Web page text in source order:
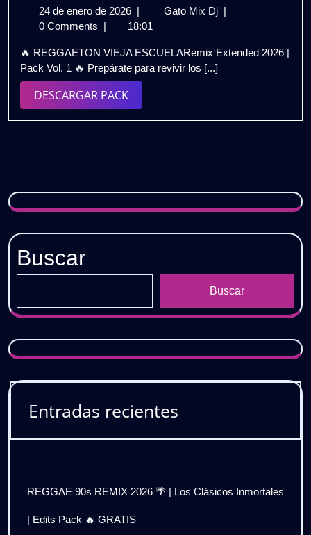
24 de enero de 2026 24
de
de
2026
Gato Mix Dj REGGAETON
–
–
0 Comments
18:01
🔥 REGGAETON VIEJA ESCUELARemix Extended 2026 |
Pack Vol. 1 🔥 Prepárate para revivir los [...]
DESCARGAR PACKDESCARGAR
PACK
Buscar
Buscar
Entradas recientes
REGGAE 90s REMIX 2026 🌴 | Los Clásicos Inmortales
| Edits Pack 🔥 GRATIS